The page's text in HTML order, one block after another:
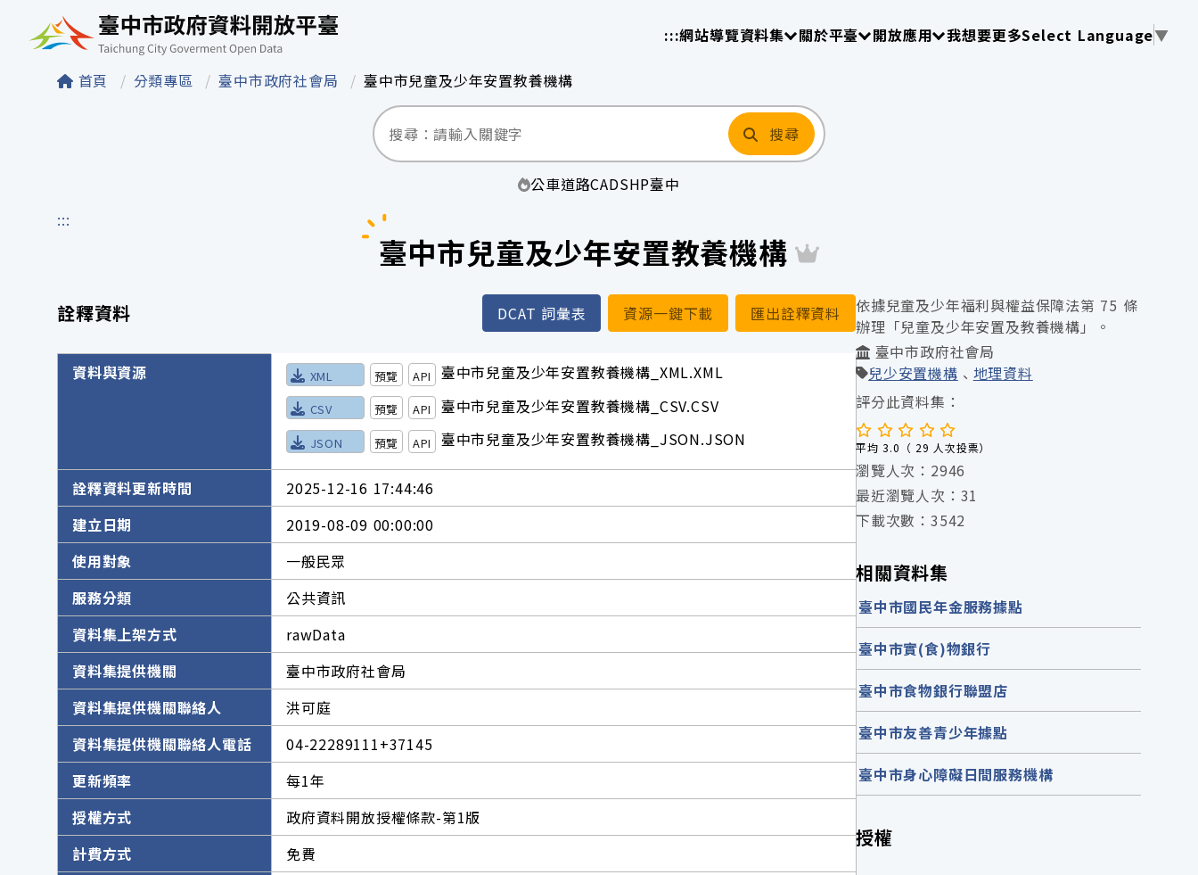
臺中市政府資料開放平臺 :::網站導覽資料集請使用 TAB 操作選單
關於平臺請使用 TAB 操作選單
開放應用請使用 TAB 操作選單
我想要更多Select Language▼
首頁 分類專區 臺中市政府社會局 臺中市兒童及少年安置教養機構
搜尋
公車道路CADSHP臺中
:::
臺中市兒童及少年安置教養機構
詮釋資料 DCAT 詞彙表 資源一鍵下載 匯出詮釋資料
詮釋資料詳細內容
資料與資源 XML 預覽 API 臺中市兒童及少年安置教養機構_XML.XML
CSV 預覽 API 臺中市兒童及少年安置教養機構_CSV.CSV
JSON 預覽 API 臺中市兒童及少年安置教養機構_JSON.JSON
詮釋資料更新時間
2025-12-16 17:44:46
建立日期
2019-08-09 00:00:00
使用對象
一般民眾
服務分類
公共資訊
資料集上架方式
rawData
資料集提供機關
臺中市政府社會局
資料集提供機關聯絡人
洪可庭
資料集提供機關聯絡人電話
04-22289111+37145
更新頻率
每1年
授權方式
政府資料開放授權條款-第1版
計費方式
免費
依據兒童及少年福利與權益保障法第 75 條
辦理「兒童及少年安置及教養機構」。
臺中市政府社會局
兒少安置機構
地理資料
評分此資料集：
平均 3.0（ 29 人次投票）
瀏覽人次：2946
最近瀏覽人次：31
下載次數：3542
相關資料集
臺中市國民年金服務據點
臺中市實(食)物銀行
臺中市食物銀行聯盟店
臺中市友善青少年據點
臺中市身心障礙日間服務機構
授權